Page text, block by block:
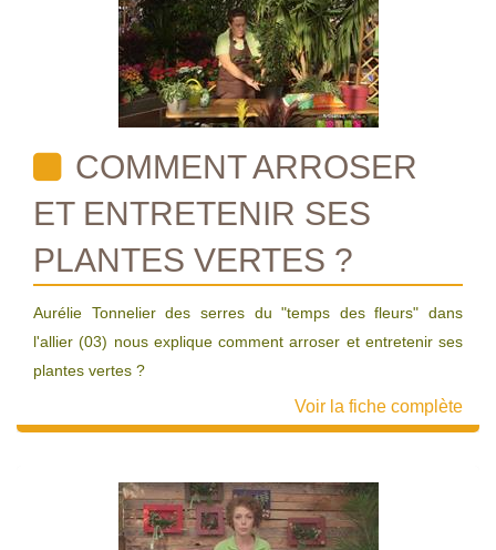
COMMENT ARROSER
ET ENTRETENIR SES
PLANTES VERTES ?
Aurélie Tonnelier des serres du "temps des fleurs" dans
l'allier (03) nous explique comment arroser et entretenir ses
plantes vertes ?
Voir la fiche complète